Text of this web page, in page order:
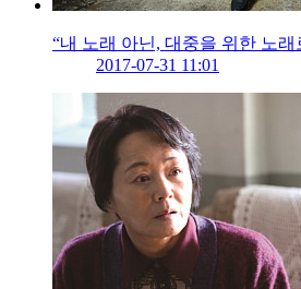
“내 노래 아닌, 대중을 위한 노래
2017-07-31 11:01